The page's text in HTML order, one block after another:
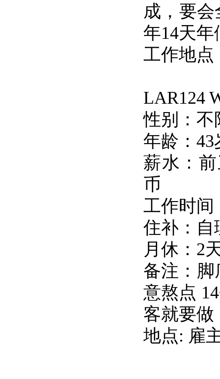
成，要
年14天
工作地点
LAR124
性别：不
年龄：43
薪水：前
币
工作时间
住补：自
月休：2
备注：脚
意熬点
客就要做
地点: 雇